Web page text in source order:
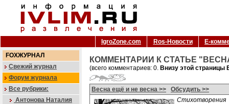
IgroZone.com Ros-Новости
Е-
FOXЖУРНАЛ
Свежий журнал
Форум журнала
Все рубрики:
Антонова Наталия
КОММЕНТАРИИ К СТАТЬЕ
(всего комментариев: 0. Внизу этой
Весна ещё и не весна >>
Обсудить >>
Стихотворения